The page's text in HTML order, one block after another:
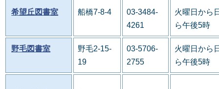
希望丘図書室 船橋7-8-4
03-3484-
4261
火曜日から
ら午後5時
野毛図書室
野毛2-15-
19
03-5706-
2755
火曜日から
ら午後5時